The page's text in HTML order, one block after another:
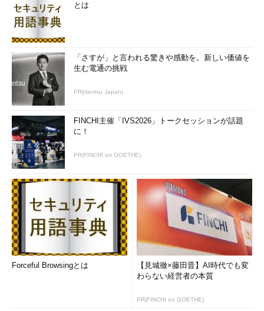
とは
「さすが」と言われる驚きや感動を。新しい価値を
生む電通の挑戦
PR(dentsu Japan)
FINCHI主催「IVS2026」トークセッションが話題
に！
PR(FINCHI on GOETHE)
Forceful Browsingとは
【見城徹×藤田晋】AI時代でも変
わらない経営者の本質
PR(FINCHI on GOETHE)